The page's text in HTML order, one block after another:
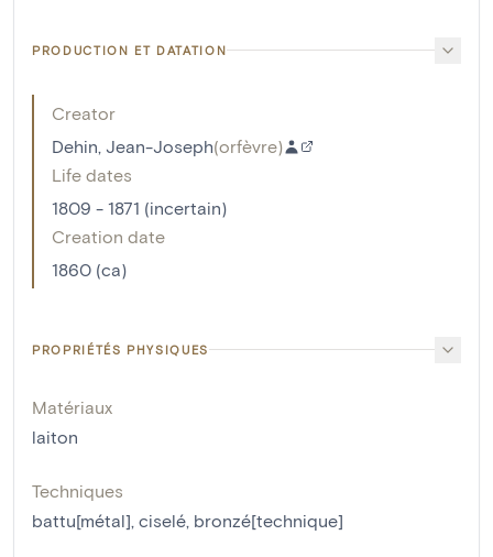
PRODUCTION ET DATATION
Creator
Dehin, Jean-Joseph(orfèvre)
Life dates
1809 - 1871 (incertain)
Creation date
1860 (ca)
PROPRIÉTÉS PHYSIQUES
Matériaux
laiton
Techniques
battu[métal], ciselé, bronzé[technique]